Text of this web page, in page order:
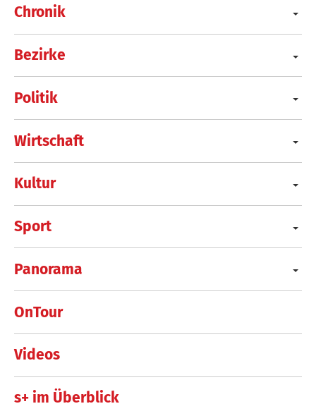
Chronik
Bezirke
Politik
Wirtschaft
Kultur
Sport
Panorama
OnTour
Videos
s+ im Überblick